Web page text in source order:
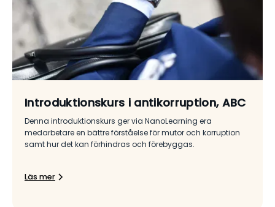
Introduktionskurs i antikorruption, ABC
Denna introduktionskurs ger via NanoLearning era
medarbetare en bättre förståelse för mutor och korruption
samt hur det kan förhindras och förebyggas.
Läs mer